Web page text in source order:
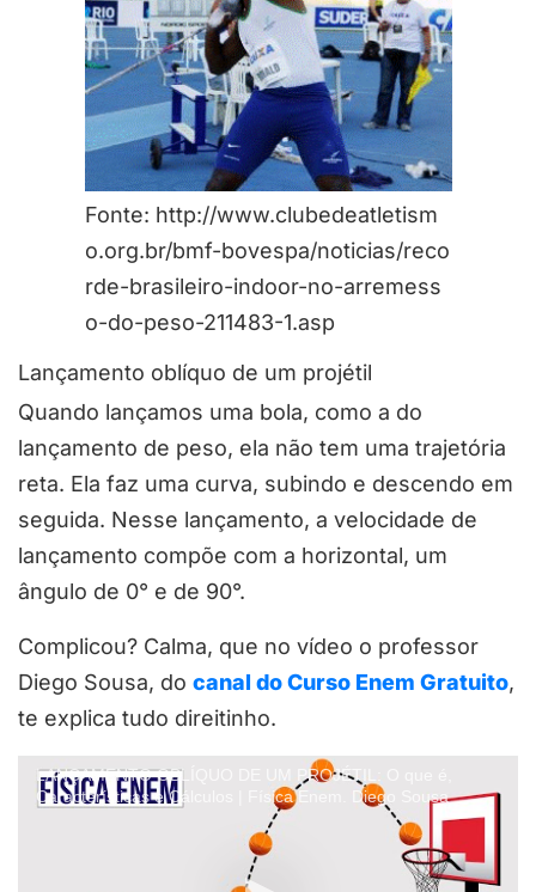
Fonte: http://www.clubedeatletism
o.org.br/bmf-bovespa/noticias/reco
rde-brasileiro-indoor-no-arremess
o-do-peso-211483-1.asp
Lançamento oblíquo de um projétil
Quando lançamos uma bola, como a do
lançamento de peso, ela não tem uma trajetória
reta. Ela faz uma curva, subindo e descendo em
seguida. Nesse lançamento, a velocidade de
lançamento compõe com a horizontal, um
ângulo de 0° e de 90°.
Complicou? Calma, que no vídeo o professor
Diego Sousa, do canal do Curso Enem Gratuito,
te explica tudo direitinho.
LANÇAMENTO OBLÍQUO DE UM PROJÉTIL: O que é,
Características e Cálculos | Física Enem. Diego Sousa